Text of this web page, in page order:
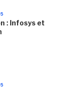
: Infosys et